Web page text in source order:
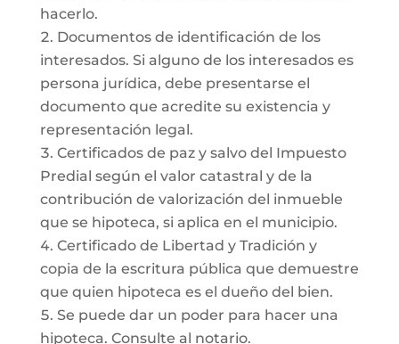
hacerlo.
Documentos de identificación de los
interesados. Si alguno de los interesados es
persona jurídica, debe presentarse el
documento que acredite su existencia y
representación legal.
Certificados de paz y salvo del Impuesto
Predial según el valor catastral y de la
contribución de valorización del inmueble
que se hipoteca, si aplica en el municipio.
Certificado de Libertad y Tradición y
copia de la escritura pública que demuestre
que quien hipoteca es el dueño del bien.
Se puede dar un poder para hacer una
hipoteca. Consulte al notario.